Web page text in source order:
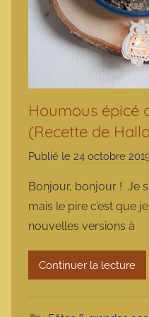
Houmous épicé
(Recette de
Publié le 24 octobre
Bonjour, bonjour ! Je
mais le pire c’est que
nouvelles versions à
Continuer la lecture